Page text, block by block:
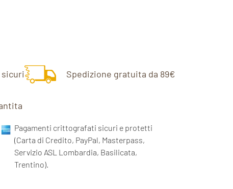
sicuri Spedizione gratuita da 89€
Pagamenti crittografati sicuri e protetti
(Carta di Credito, PayPal, Masterpass,
Servizio ASL Lombardia, Basilicata,
Trentino).